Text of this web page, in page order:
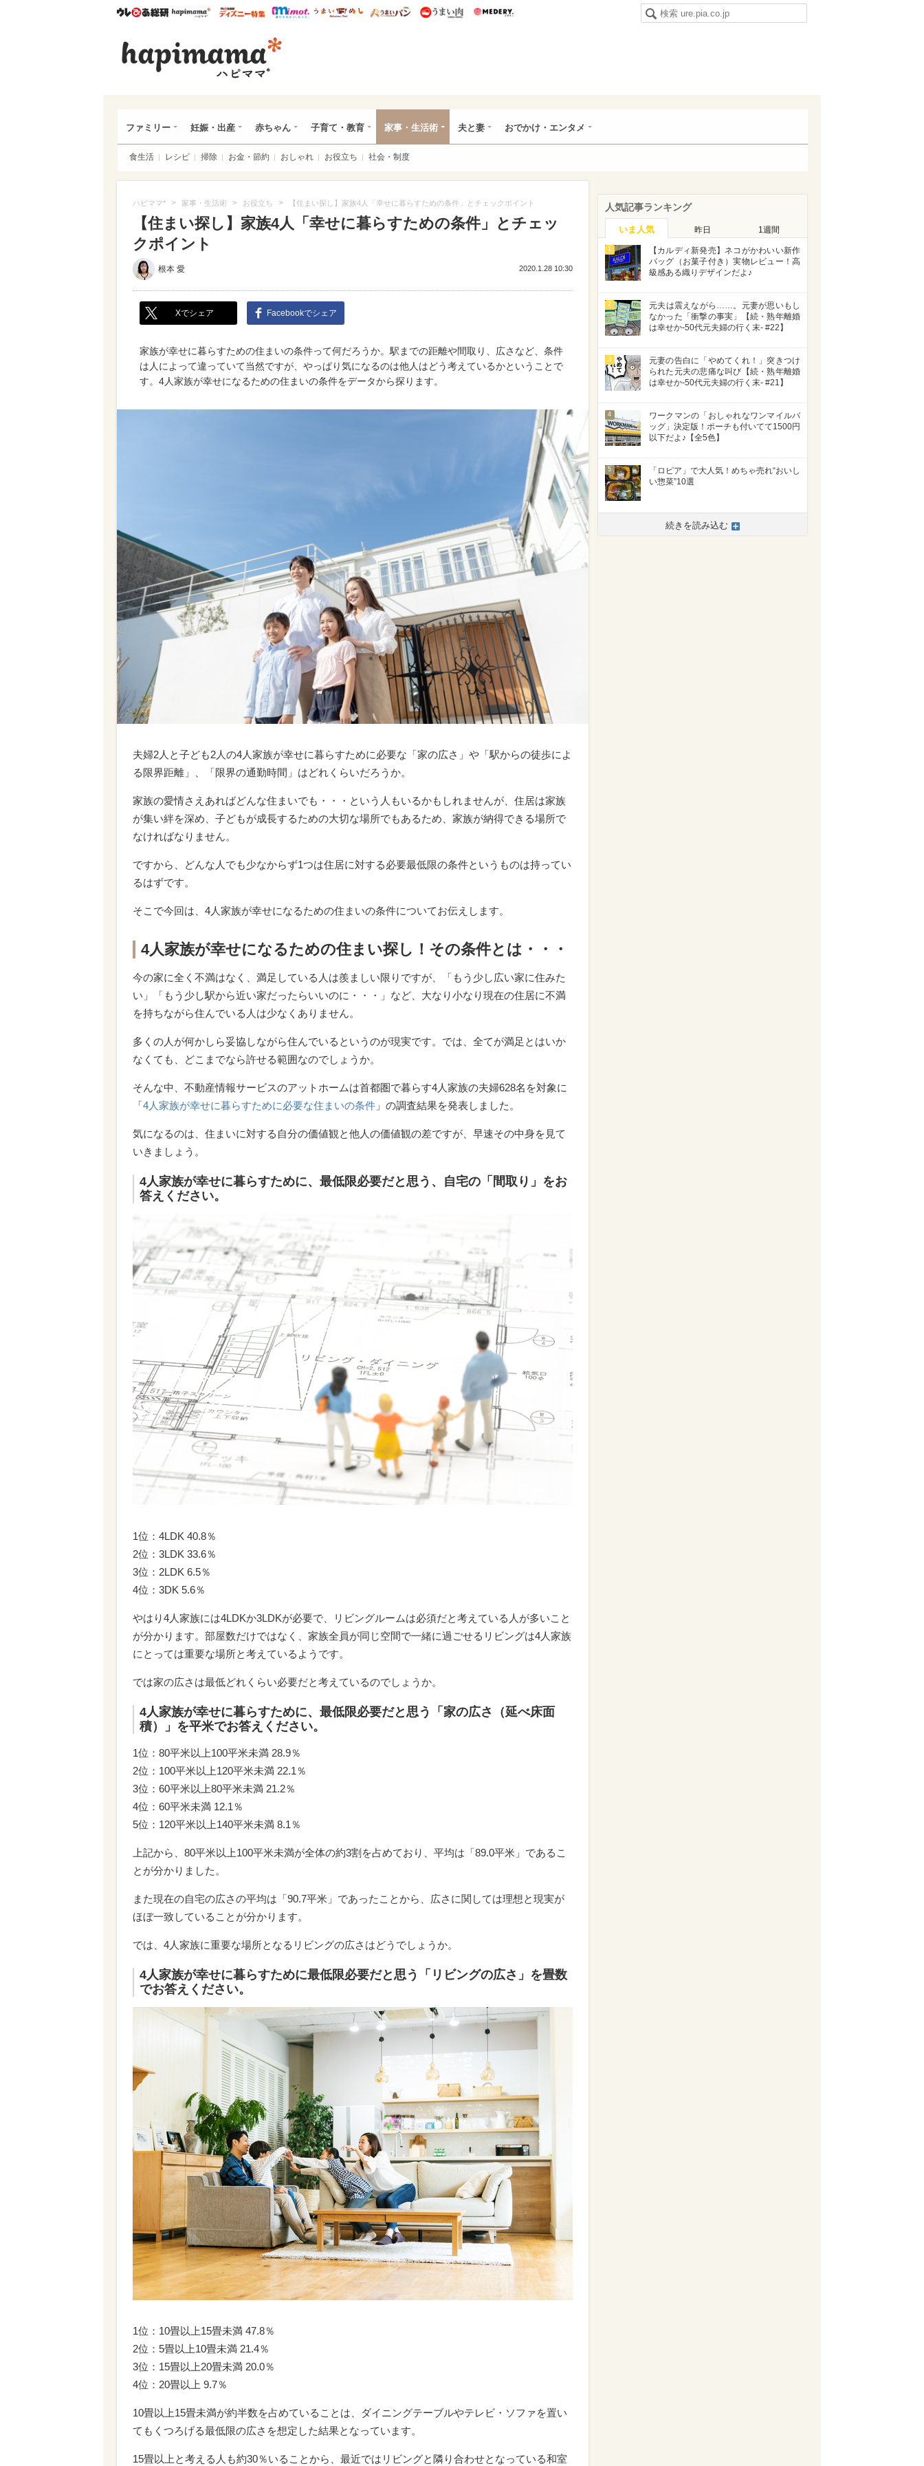
ウレぴあ総研ハピママ* ウレぴあ総研 ディズニー特集
mimot. うまいめし うまいパン うまい肉
ファミリー 妊娠・出産 赤ちゃん 子育て・教育 家事・生活術 夫と妻 おでかけ・エンタメ
食生活 レシピ 掃除 お金・節約 おしゃれ お役立ち 社会・制度
ハピママ* > 家事・生活術 > お役立ち > 【住まい探し】家族4人「幸せに暮らすための条件」とチェックポイント
【住まい探し】家族4人「幸せに暮らすための条件」とチェッ
クポイント
根本 愛 2020.1.28 10:30
Xでシェア Facebookでシェア
家族が幸せに暮らすための住まいの条件って何だろうか。駅までの距離や間取り、広さなど、条件
は人によって違っていて当然ですが、やっぱり気になるのは他人はどう考えているかということで
す。4人家族が幸せになるための住まいの条件をデータから探ります。
夫婦2人と子ども2人の4人家族が幸せに暮らすために必要な「家の広さ」や「駅からの徒歩によ
る限界距離」、「限界の通勤時間」はどれくらいだろうか。
家族の愛情さえあればどんな住まいでも・・・という人もいるかもしれませんが、住居は家族
が集い絆を深め、子どもが成長するための大切な場所でもあるため、家族が納得できる場所で
なければなりません。
ですから、どんな人でも少なからず1つは住居に対する必要最低限の条件というものは持ってい
るはずです。
そこで今回は、4人家族が幸せになるための住まいの条件についてお伝えします。
4人家族が幸せになるための住まい探し！その条件とは・・・
今の家に全く不満はなく、満足している人は羨ましい限りですが、「もう少し広い家に住みた
い」「もう少し駅から近い家だったらいいのに・・・」など、大なり小なり現在の住居に不満
を持ちながら住んでいる人は少なくありません。
多くの人が何かしら妥協しながら住んでいるというのが現実です。では、全てが満足とはいか
なくても、どこまでなら許せる範囲なのでしょうか。
そんな中、不動産情報サービスのアットホームは首都圏で暮らす4人家族の夫婦628名を対象に
「4人家族が幸せに暮らすために必要な住まいの条件 」の調査結果を発表しました。
気になるのは、住まいに対する自分の価値観と他人の価値観の差ですが、早速その中身を見て
いきましょう。
4人家族が幸せに暮らすために、最低限必要だと思う、自宅の「間取り」をお
答えください。
1位：4LDK 40.8％
2位：3LDK 33.6％
3位：2LDK 6.5％
4位：3DK 5.6％
やはり4人家族には4LDKか3LDKが必要で、リビングルームは必須だと考えている人が多いこと
が分かります。部屋数だけではなく、家族全員が同じ空間で一緒に過ごせるリビングは4人家族
にとっては重要な場所と考えているようです。
では家の広さは最低どれくらい必要だと考えているのでしょうか。
4人家族が幸せに暮らすために、最低限必要だと思う「家の広さ（延べ床面
積）」を平米でお答えください。
1位：80平米以上100平米未満 28.9％
2位：100平米以上120平米未満 22.1％
3位：60平米以上80平米未満 21.2％
4位：60平米未満 12.1％
5位：120平米以上140平米未満 8.1％
上記から、80平米以上100平米未満が全体の約3割を占めており、平均は「89.0平米」であるこ
とが分かりました。
また現在の自宅の広さの平均は「90.7平米」であったことから、広さに関しては理想と現実が
ほぼ一致していることが分かります。
では、4人家族に重要な場所となるリビングの広さはどうでしょうか。
4人家族が幸せに暮らすために最低限必要だと思う「リビングの広さ」を畳数
でお答えください。
1位：10畳以上15畳未満 47.8％
2位：5畳以上10畳未満 21.4％
3位：15畳以上20畳未満 20.0％
4位：20畳以上 9.7％
10畳以上15畳未満が約半数を占めていることは、ダイニングテーブルやテレビ・ソファを置い
てもくつろげる最低限の広さを想定した結果となっています。
15畳以上と考える人も約30％いることから、最近ではリビングと隣り合わせとなっている和室
人気記事ランキング
いま人気 昨日 1週間
1
【カルディ新発売】ネコがかわいい新作
バッグ（お菓子付き）実物レビュー！高
級感ある織りデザインだよ♪
2
元夫は震えながら……。元妻が思いもし
なかった「衝撃の事実」【続・熟年離婚
は幸せか-50代元夫婦の行く末- #22】
3
元妻の告白に「やめてくれ！」突きつけ
られた元夫の悲痛な叫び【続・熟年離婚
は幸せか-50代元夫婦の行く末- #21】
4
ワークマンの「おしゃれなワンマイルバ
ッグ」決定版！ポーチも付いてて1500円
以下だよ♪【全5色】
5
「ロピア」で大人気！めちゃ売れ“おいし
い惣菜”10選
続きを読み込む